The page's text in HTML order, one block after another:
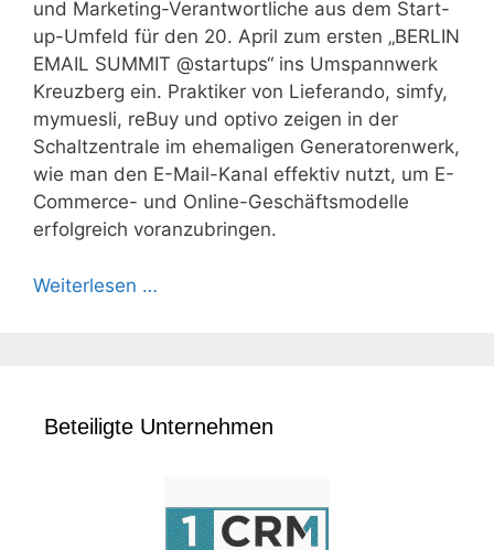
und Marketing-Verantwortliche aus dem Start-
up-Umfeld für den 20. April zum ersten „BERLIN
EMAIL SUMMIT @startups“ ins Umspannwerk
Kreuzberg ein. Praktiker von Lieferando, simfy,
mymuesli, reBuy und optivo zeigen in der
Schaltzentrale im ehemaligen Generatorenwerk,
wie man den E-Mail-Kanal effektiv nutzt, um E-
Commerce- und Online-Geschäftsmodelle
erfolgreich voranzubringen.
Weiterlesen …
Beteiligte Unternehmen